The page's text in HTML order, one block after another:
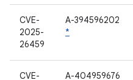
CVE-
2025-
26459
A-394596202
*
CVE-
A-404959676